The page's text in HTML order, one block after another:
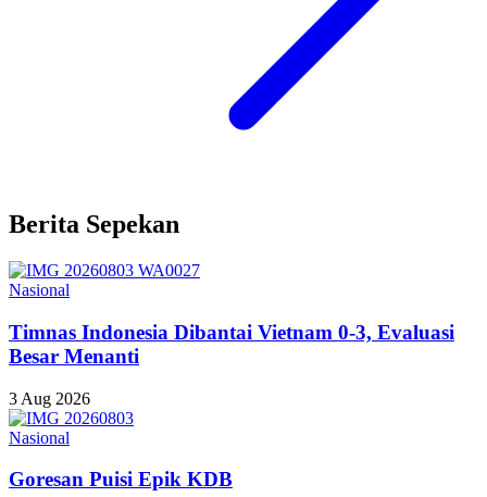
Berita Sepekan
Nasional
Timnas Indonesia Dibantai Vietnam 0-3, Evaluasi
Besar Menanti
3 Aug 2026
Nasional
Goresan Puisi Epik KDB